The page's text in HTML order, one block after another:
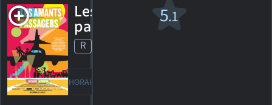
5.1
Les Amants
passagers
R
HORAIRES